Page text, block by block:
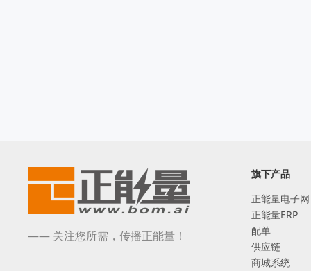
LM7322MAX/NOPB
LM741CN/NOPB
LM6172IMX/NOPB
LM66100DCKT
—— 关注您所需，传播正能量！
旗下产品
正能量电子网
正能量ERP
配单
供应链
商城系统